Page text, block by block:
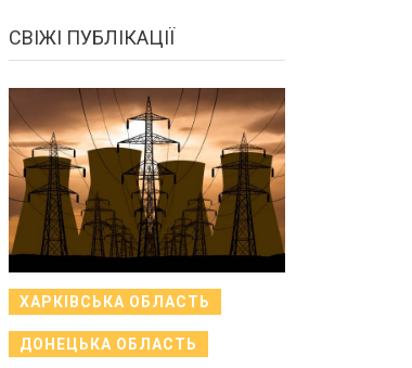
СВІЖІ ПУБЛІКАЦІЇ
ХАРКІВСЬКА ОБЛАСТЬ
ДОНЕЦЬКА ОБЛАСТЬ